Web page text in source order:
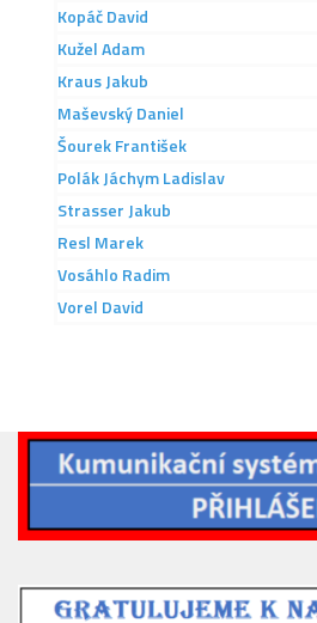
Tabulka
St. dorost
Zápasy SD 2026/27
Hráči
Realizační tým
Zápasy
Hráči
Realizační tým
Zápasy SŽ 2025/26
Kopáč David
KuželAdam
Kraus Jakub
Maševský Daniel
Šourek František
Polák Jáchym Ladislav
Strasser Jakub
Resl Marek
Vosáhlo Radim
Vorel David